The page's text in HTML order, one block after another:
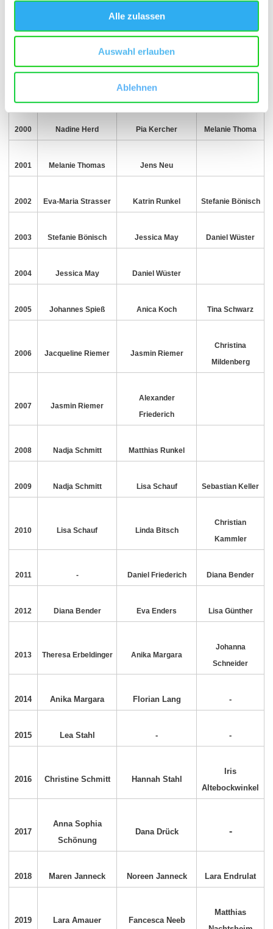
Alle zulassen
Auswahl erlauben
Ablehnen
Janine Brüssel
(geb. Erbeldinger)
Christian Antony
2000 Nadine Herd Pia Kercher Melanie Thoma
2001 Melanie Thomas Jens Neu
2002 Eva-Maria Strasser Katrin Runkel Stefanie Bönisch
2003 Stefanie Bönisch Jessica May Daniel Wüster
2004 Jessica May Daniel Wüster
2005 Johannes Spieß Anica Koch Tina Schwarz
2006 Jacqueline Riemer Jasmin Riemer
Christina
Mildenberg
2007 Jasmin Riemer
Alexander
Friederich
2008 Nadja Schmitt Matthias Runkel
2009 Nadja Schmitt Lisa Schauf Sebastian Keller
2010 Lisa Schauf Linda Bitsch
Christian
Kammler
2011 - Daniel Friederich Diana Bender
2012 Diana Bender Eva Enders Lisa Günther
2013 Theresa Erbeldinger Anika Margara
Johanna
Schneider
2014 Anika Margara Florian Lang -
2015 Lea Stahl - -
2016 Christine Schmitt Hannah Stahl
Iris
Altebockwinkel
2017
Anna Sophia
Schönung
Dana Drück -
2018 Maren Janneck Noreen Janneck Lara Endrulat
2019 Lara Amauer Fancesca Neeb
Matthias